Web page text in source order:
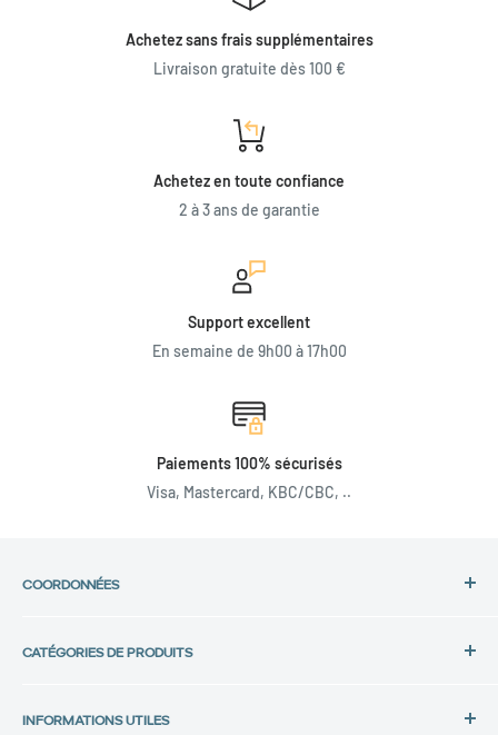
Achetez sans frais supplémentaires
Livraison gratuite dès 100 €
Achetez en toute confiance
2 à 3 ans de garantie
Support excellent
En semaine de 9h00 à 17h00
Paiements 100% sécurisés
Visa, Mastercard, KBC/CBC, ..
COORDONNÉES
Back in Use
B-3580 Beringen, Belgique
CATÉGORIES DE PRODUITS
Laptops Dell
INFORMATIONS UTILES